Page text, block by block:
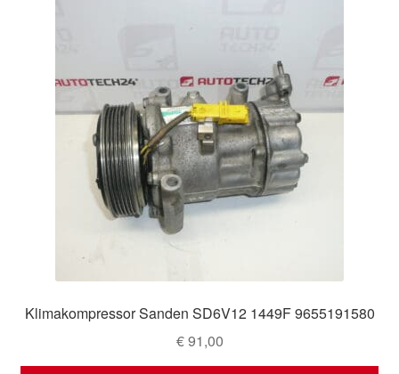
Klimakompressor Sanden SD6V12 1449F 9655191580
€91,00